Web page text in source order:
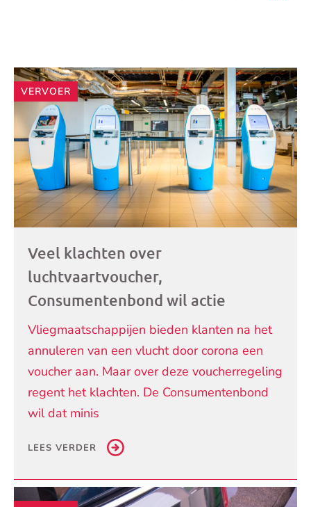
Andere
artikelen
VERVOER
Veel klachten over
luchtvaartvoucher,
Consumentenbond wil actie
Vliegmaatschappijen bieden klanten na het
annuleren van een vlucht door corona een
voucher aan. Maar over deze voucherregeling
regent het klachten. De Consumentenbond
wil dat minis
LEES VERDER